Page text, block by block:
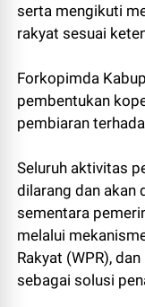
serta mengikuti
rakyat sesuai
Forkopimda
pembentukan
pembiaran
Seluruh aktivitas
dilarang dan akan
sementara
melalui
Rakyat (WPR),
sebagai solusi